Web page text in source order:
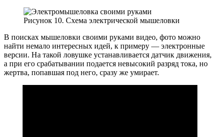
Рисунок 10. Схема электрической мышеловки
В поисках мышеловки своими руками видео, фото можно
найти немало интересных идей, к примеру — электронные
версии. На такой ловушке устанавливается датчик движения,
а при его срабатывании подается невысокий разряд тока, но
жертва, попавшая под него, сразу же умирает.